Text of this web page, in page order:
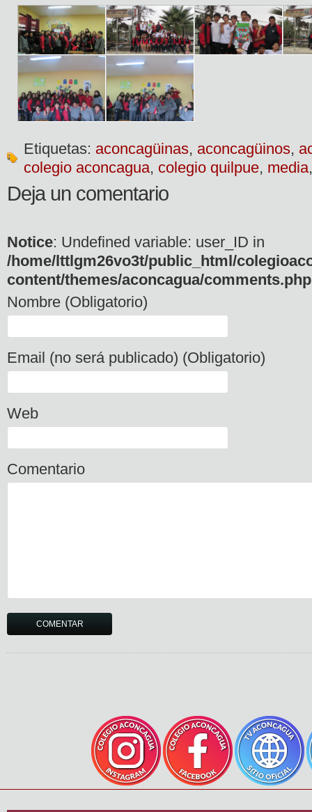
Etiquetas: aconcagüinas, aconcagüinos,
colegio aconcagua, colegio quilpue, media
Deja un comentario
Notice: Undefined variable: user_ID in
/home/lttlgm26vo3t/public_html/
content/themes/aconcagua/comments.php
Nombre (Obligatorio)
Email (no será publicado) (Obligatorio)
Web
Comentario